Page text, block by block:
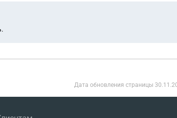
Дата обновления страницы